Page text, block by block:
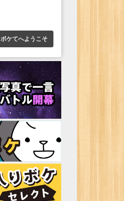
ボケてへようこそ